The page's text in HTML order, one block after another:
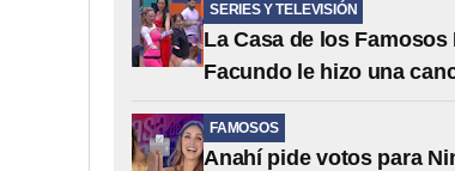
SERIES Y TELEVISIÓN
La Casa de los
Facundo le hizo una
FAMOSOS
Anahí pide votos para